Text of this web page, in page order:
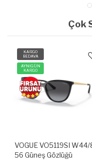
Çok
KARGO
BEDAVA
AYNIGÜN
KARGO
VOGUE VO5119SI W44/
56 Güneş Gözlüğü